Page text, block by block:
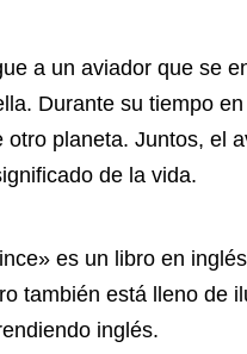
a un aviador que se
Durante su tiempo
otro planeta. Juntos, el
de la vida.
es un libro en
también está lleno de
inglés.